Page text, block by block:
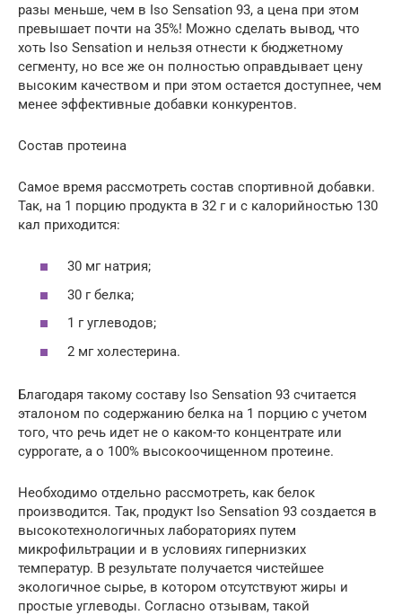
разы меньше, чем в Iso Sensation 93, а цена при этом
превышает почти на 35%! Можно сделать вывод, что
хоть Iso Sensation и нельзя отнести к бюджетному
сегменту, но все же он полностью оправдывает цену
высоким качеством и при этом остается доступнее, чем
менее эффективные добавки конкурентов.
Состав протеина
Самое время рассмотреть состав спортивной добавки.
Так, на 1 порцию продукта в 32 г и с калорийностью 130
кал приходится:
30 мг натрия;
30 г белка;
1 г углеводов;
2 мг холестерина.
Благодаря такому составу Iso Sensation 93 считается
эталоном по содержанию белка на 1 порцию с учетом
того, что речь идет не о каком-то концентрате или
суррогате, а о 100% высокоочищенном протеине.
Необходимо отдельно рассмотреть, как белок
производится. Так, продукт Iso Sensation 93 создается в
высокотехнологичных лабораториях путем
микрофильтрации и в условиях гипернизких
температур. В результате получается чистейшее
экологичное сырье, в котором отсутствуют жиры и
простые углеводы. Согласно отзывам, такой